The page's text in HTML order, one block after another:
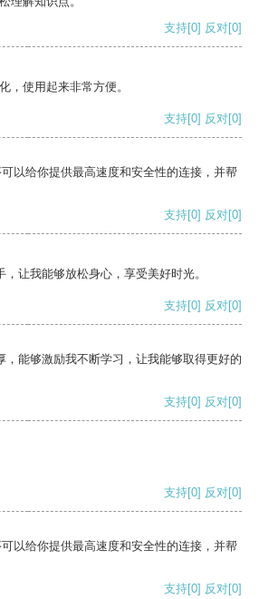
支持[0] 反对[0]
，使用起来非常方便。
支持[0] 反对[0]
以给你提供最高速度和安全性的连接，并帮
支持[0] 反对[0]
让我能够放松身心，享受美好时光。
支持[0] 反对[0]
，能够激励我不断学习，让我能够取得更好的
支持[0] 反对[0]
支持[0] 反对[0]
以给你提供最高速度和安全性的连接，并帮
支持[0] 反对[0]